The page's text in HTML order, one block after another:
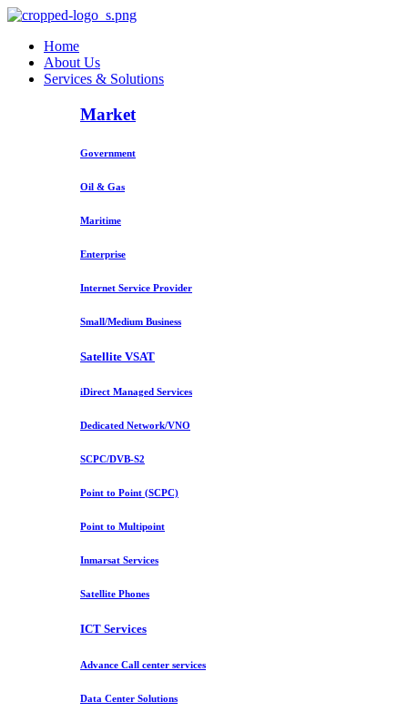
Home
About Us
Services & Solutions
Market
Government
Oil & Gas
Maritime
Enterprise
Internet Service Provider
Small/Medium Business
Satellite VSAT
iDirect Managed Services
Dedicated Network/VNO
SCPC/DVB-S2
Point to Point (SCPC)
Point to Multipoint
Inmarsat Services
Satellite Phones
ICT Services
Advance Call center services
Data Center Solutions